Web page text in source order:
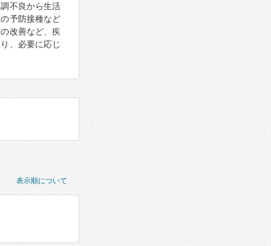
不良から生活
予防接種など
改善など、疾
、必要に応じ
表示順について